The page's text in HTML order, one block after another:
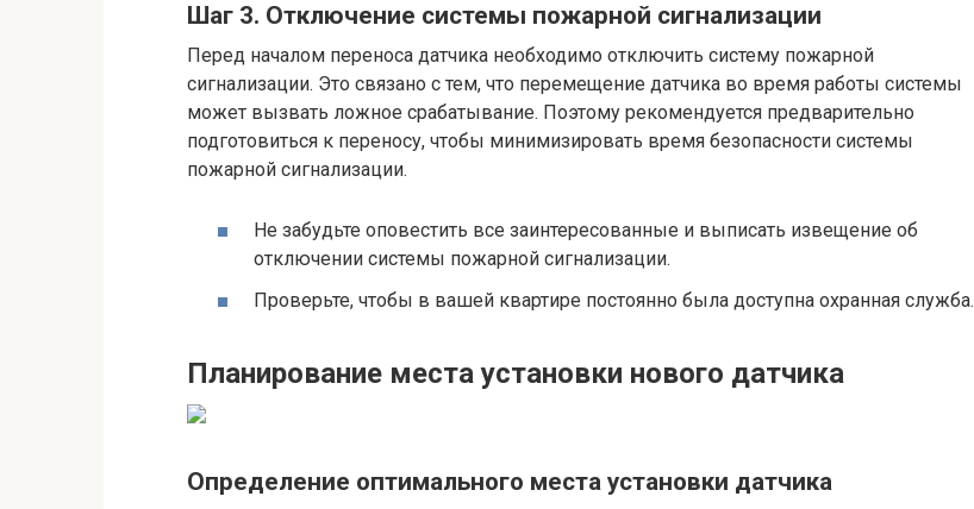
Шаг 3. Отключение системы пожарной сигнализации
Перед началом переноса датчика необходимо отключить систему пожарной
сигнализации. Это связано с тем, что перемещение датчика во время работы системы
может вызвать ложное срабатывание. Поэтому рекомендуется предварительно
подготовиться к переносу, чтобы минимизировать время безопасности системы
пожарной сигнализации.
Не забудьте оповестить все заинтересованные и выписать извещение об
отключении системы пожарной сигнализации.
Проверьте, чтобы в вашей квартире постоянно была доступна охранная служба.
Планирование места установки нового датчика
Определение оптимального места установки датчика